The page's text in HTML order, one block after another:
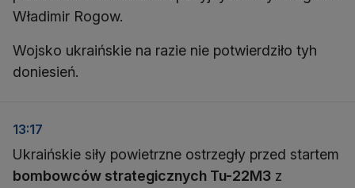
Władimir Rogow.
Wojsko ukraińskie na razie nie potwierdziło tyh
doniesień.
13:17
Ukraińskie siły powietrzne ostrzegły przed startem
bombowców strategicznych Tu-22M3 z